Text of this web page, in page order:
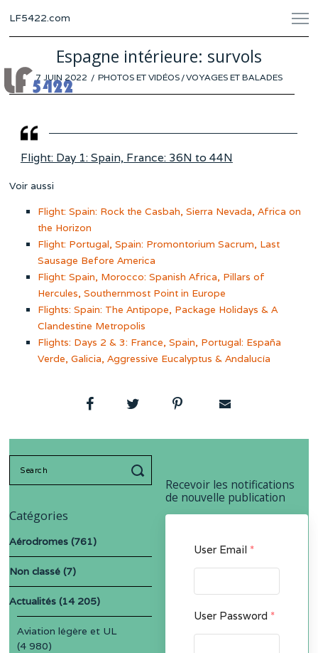
LF5422.com
Espagne intérieure: survols
POSTED
ON
7 JUIN 2022 5 PHOTOS ET VIDÉOS /VOYAGES ET BALADES
Flight: Day 1: Spain, France: 36N to 44N
Voir aussi
Flight: Spain: Rock the Casbah, Sierra Nevada, Africa on
the Horizon
Flight: Portugal, Spain: Promontorium Sacrum, Last
Sausage Before America
Flight: Spain, Morocco: Spanish Africa, Pillars of
Hercules, Southernmost Point in Europe
Flights: Spain: The Antipope, Package Holidays & A
Clandestine Metropolis
Flights: Days 2 & 3: France, Spain, Portugal: España
Verde, Galicia, Aggressive Eucalyptus & Andalucía
Recevoir les notifications
de nouvelle publication
User Email *
User Password *
Catégories
Aérodromes (761)
Non classé (7)
Actualités (14 205)
Aviation légère et UL
(4 980)